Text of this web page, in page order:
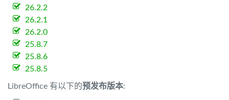
26.2.2
26.2.1
26.2.0
25.8.7
25.8.6
25.8.5
LibreOffice 有以下的预发布版本: